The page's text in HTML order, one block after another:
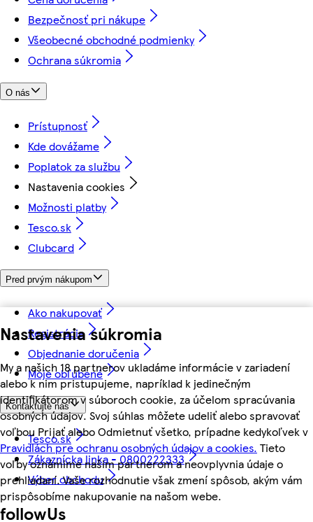
Nastavenia súkromia
My a našich 18 partnerov ukladáme informácie v zariadení
alebo k nim pristupujeme, napríklad k jedinečným
identifikátorom v súboroch cookie, za účelom spracúvania
osobných údajov. Svoj súhlas môžete udeliť alebo spravovať
voľbou Prijať alebo Odmietnuť všetko, prípadne kedykoľvek v
Pravidlách pre ochranu osobných údajov a cookies. Tieto
voľby oznámime našim partnerom a neovplyvnia údaje o
prehliadaní. Vaše rozhodnutie však zmení spôsob, akým vám
prispôsobíme nakupovanie na našom webe.
Bezpečnosť pri nákupe
Všeobecné obchodné podmienky
Ochrana súkromia
O nás
Prístupnosť
Kde dovážame
Poplatok za službu
Nastavenia cookies
Možnosti platby
Tesco.sk
Clubcard
Pred prvým nákupom
Ako nakupovať
Registrácia
Objednanie doručenia
Moje obľúbené
Kontaktujte nás
Tesco.sk
Zákaznícka linka - 0800222333
Výber obchodu
followUs